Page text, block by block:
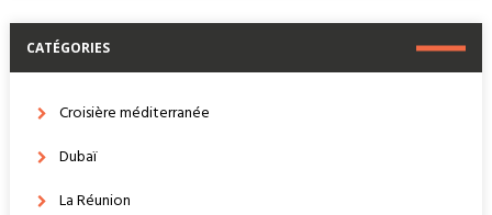
CATÉGORIES
Croisière méditerranée
Dubaï
La Réunion